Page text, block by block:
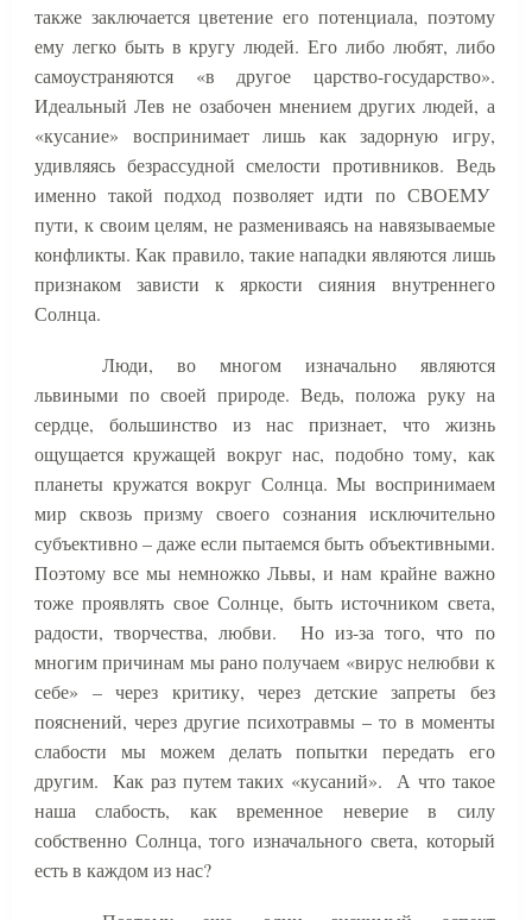
также заключается цветение его потенциала, поэтому
ему легко быть в кругу людей. Его либо любят, либо
самоустраняются «в другое царство-государство».
Идеальный Лев не озабочен мнением других людей, а
«кусание» воспринимает лишь как задорную игру,
удивляясь безрассудной смелости противников. Ведь
именно такой подход позволяет идти по СВОЕМУ
пути, к своим целям, не размениваясь на навязываемые
конфликты. Как правило, такие нападки являются лишь
признаком зависти к яркости сияния внутреннего
Солнца.
Люди, во многом изначально являются
львиными по своей природе. Ведь, положа руку на
сердце, большинство из нас признает, что жизнь
ощущается кружащей вокруг нас, подобно тому, как
планеты кружатся вокруг Солнца. Мы воспринимаем
мир сквозь призму своего сознания исключительно
субъективно – даже если пытаемся быть объективными.
Поэтому все мы немножко Львы, и нам крайне важно
тоже проявлять свое Солнце, быть источником света,
радости, творчества, любви.
Но из-за того, что по
многим причинам мы рано получаем «вирус нелюбви к
себе» – через критику, через детские запреты без
пояснений, через другие психотравмы – то в моменты
слабости мы можем делать попытки передать его
другим.
Как раз путем таких «кусаний».
А что такое
наша слабость, как временное неверие в силу
собственно Солнца, того изначального света, который
есть в каждом из нас?